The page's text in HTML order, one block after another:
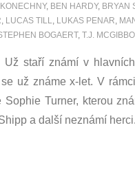
, BEN HARDY, BRYAN
, LUCAS TILL, LUKAS PENAR,
BOGAERT, T.J.
staří známí v
už známe x-let. V
Turner, kterou
a další neznámí herci.